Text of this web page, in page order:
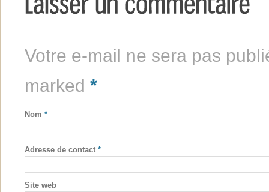
Votre e-mail ne sera pas
marked *
Nom *
Adresse de contact *
Site web